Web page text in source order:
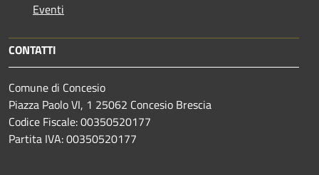
Eventi
CONTATTI
Comune di Concesio
Piazza Paolo VI, 1 25062 Concesio Brescia
Codice Fiscale: 00350520177
Partita IVA: 00350520177